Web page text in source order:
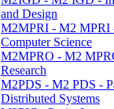
and Design
M2MPRI - M2 MPRI
Computer Science
M2MPRO - M2
Research
M2PDS - M2 PDS -
Distributed Systems